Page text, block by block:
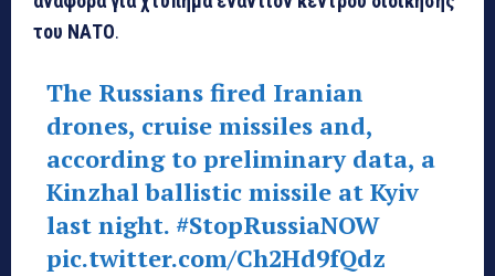
του ΝΑΤΟ.
The Russians fired Iranian
drones, cruise missiles and,
according to preliminary data, a
Kinzhal ballistic missile at Kyiv
last night. #StopRussiaNOW
pic.twitter.com/Ch2Hd9fQdz